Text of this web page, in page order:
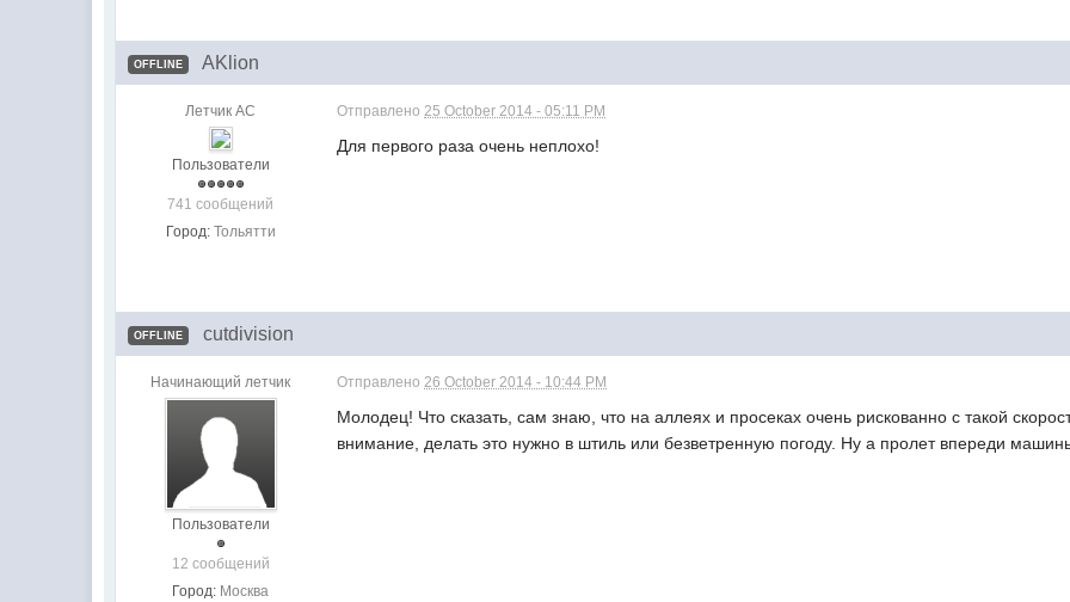
OFFLINE AKlion
Летчик АС
Пользователи
741 сообщений
Город: Тольятти
Отправлено25 October 2014 - 05:11 PM
Для первого раза очень неплохо!
OFFLINE cutdivision
Начинающий летчик
Пользователи
12 сообщений
Город: Москва
Отправлено26 October 2014 - 10:44 PM
Молодец! Что сказать, сам знаю, что на аллеях и просеках очень рискованно с такой
внимание, делать это нужно в штиль или безветренную погоду. Ну а пролет впереди